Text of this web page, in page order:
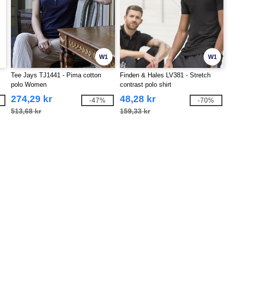
W1
Tee Jays TJ1441 - Pima cotton
polo Women
274,29 kr
513,68 kr
-47%
W1
Finden & Hales LV381 - Stretch
contrast polo shirt
48,28 kr
159,33 kr
-70%